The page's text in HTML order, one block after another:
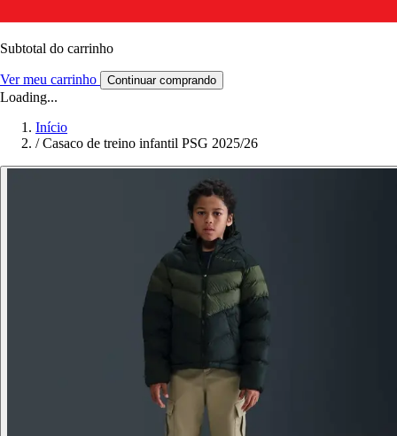
Subtotal do carrinho
Ver meu carrinho Continuar comprando
Loading...
Início
/ Casaco de treino infantil PSG 2025/26